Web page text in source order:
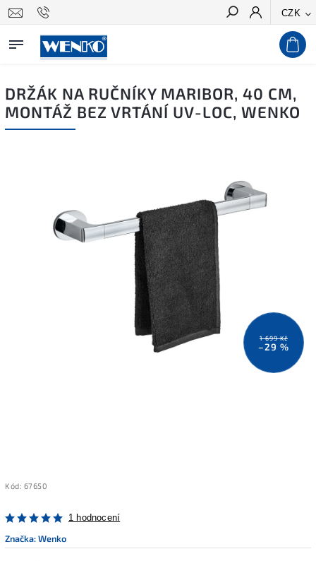
CZK
Hledat
DRŽÁK NA RUČNÍKY MARIBOR, 40 CM,
MONTÁŽ BEZ VRTÁNÍ UV-LOC, WENKO
1 699 Kč
–29 %
Kód: 67650
1 hodnocení
Značka:Wenko